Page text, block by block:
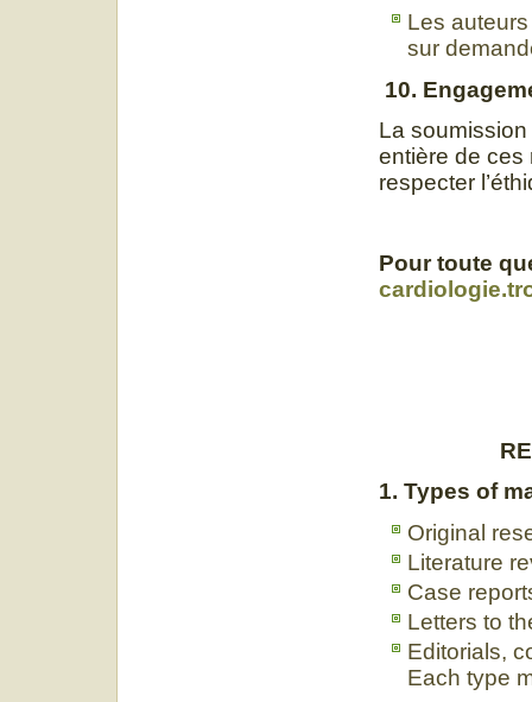
Les
sur
10.
La soumission
entière de ces
respecter
Pour toute
1. Types of
Original
Literature
Case
Letters to
Editorials,
Each type